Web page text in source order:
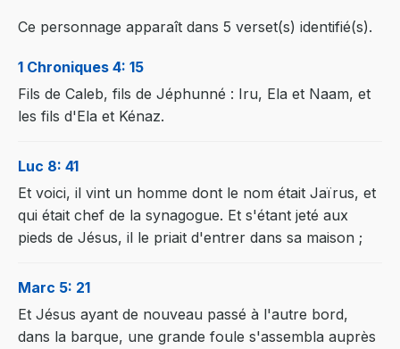
Ce personnage apparaît dans 5 verset(s) identifié(s).
1 Chroniques 4: 15
Fils de Caleb, fils de Jéphunné : Iru, Ela et Naam, et
les fils d'Ela et Kénaz.
Luc 8: 41
Et voici, il vint un homme dont le nom était Jaïrus, et
qui était chef de la synagogue. Et s'étant jeté aux
pieds de Jésus, il le priait d'entrer dans sa maison ;
Marc 5: 21
Et Jésus ayant de nouveau passé à l'autre bord,
dans la barque, une grande foule s'assembla auprès